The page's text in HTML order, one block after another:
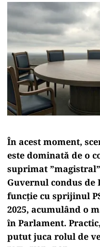
În acest moment,
este dominată de o
suprimat
Guvernul condus
funcție cu sprijinul
2025, acumulând o
în Parlament.
putut juca rolul de